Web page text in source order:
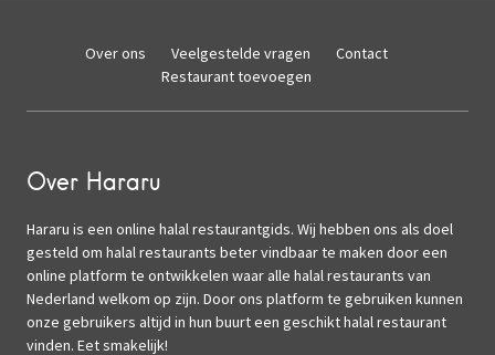
Over ons Veelgestelde vragen
Contact
Restaurant toevoegen
Over Hararu
Hararu is een online halal restaurantgids. Wij hebben ons als doel
gesteld om halal restaurants beter vindbaar te maken door een
online platform te ontwikkelen waar alle halal restaurants van
Nederland welkom op zijn. Door ons platform te gebruiken kunnen
onze gebruikers altijd in hun buurt een geschikt halal restaurant
vinden. Eet smakelijk!